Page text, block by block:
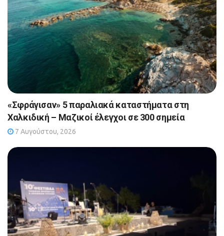
«Σφράγισαν» 5 παραλιακά καταστήματα στη
Χαλκιδική – Μαζικοί έλεγχοι σε 300 σημεία
7 Αυγούστου, 2026